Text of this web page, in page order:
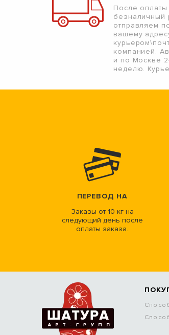
После оплаты
безналичный
отправляем
вашему
компанией.
и по Москве
неделю.
ПЕРЕВОД НА
Заказы от 10 кг на
следующий день после
оплаты заказа.